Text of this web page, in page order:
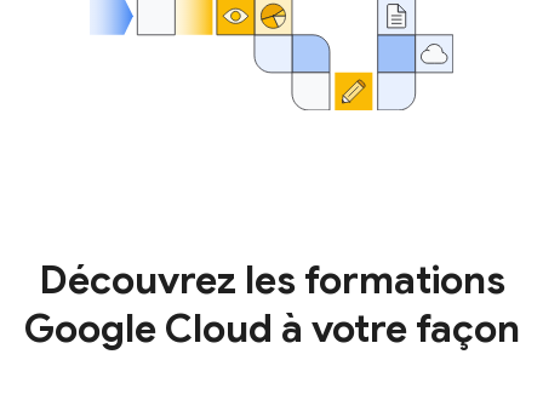
Découvrez les formations
Google Cloud à votre façon